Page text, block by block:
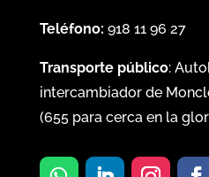
Teléfono: 918 11 96 27
Transporte público:
intercambiador de
(655para cerca en la